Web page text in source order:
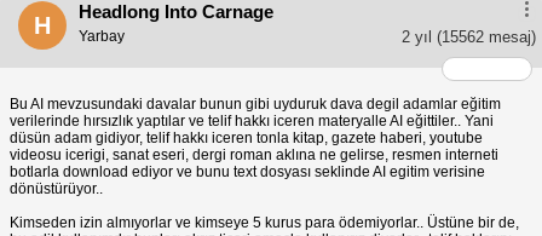
H
Headlong Into Carnage
2 yıl (15562 mesaj)
Yarbay
Bu AI mevzusundaki davalar bunun gibi uyduruk dava degil adamlar eğitim
verilerinde hırsızlık yaptılar ve telif hakkı iceren materyalle AI eğittiler.. Yani
düsün adam gidiyor, telif hakkı iceren tonla kitap, gazete haberi, youtube
videosu icerigi, sanat eseri, dergi roman aklına ne gelirse, resmen interneti
botlarla download ediyor ve bunu text dosyası seklinde AI egitim verisine
dönüstürüyor..
Kimseden izin almıyorlar ve kimseye 5 kurus para ödemiyorlar.. Üstüne bir de,